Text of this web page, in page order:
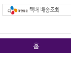
택배 배송조회
홈